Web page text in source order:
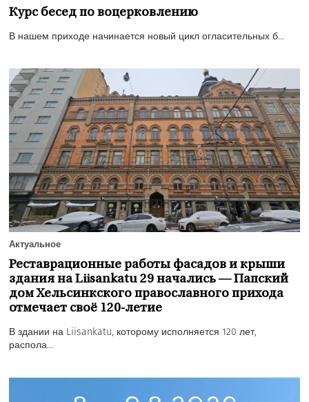
Курс бесед по воцерковлению
В нашем приходе начинается новый цикл огласительных б...
Актуальное
Реставрационные работы фасадов и крыши
здания на Liisankatu 29 начались — Папский
дом Хельсинкского православного прихода
отмечает своё 120-летие
В здании на Liisankatu, которому исполняется 120 лет,
распола...